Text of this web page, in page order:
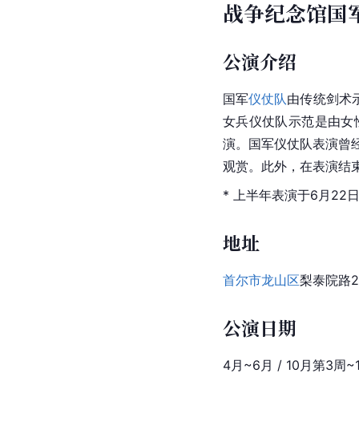
战争纪念馆国
公演介绍
国军仪仗队由传统剑术
女兵仪仗队示范是由
演。国军仪仗队表演曾
观赏。此外，在表演结
* 上半年表演于6月22
地址
首尔市龙山区梨泰院路
公演日期
4月~6月 / 10月第3周